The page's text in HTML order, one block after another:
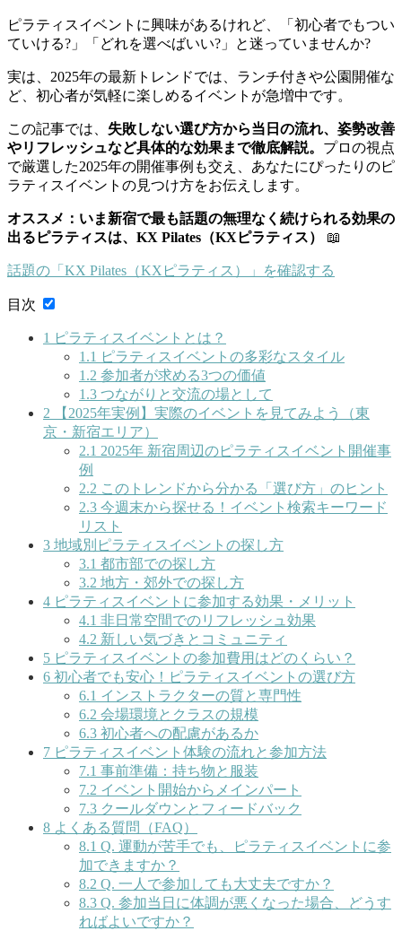
ピラティスイベントに興味があるけれど、「初心者でもつい
ていける?」「どれを選べばいい?」と迷っていませんか?
実は、2025年の最新トレンドでは、ランチ付きや公園開催な
ど、初心者が気軽に楽しめるイベントが急増中です。
この記事では、 失敗しない選び方から当日の流れ、姿勢改善
やリフレッシュなど具体的な効果まで徹底解説。 プロの視点
で厳選した2025年の開催事例も交え、あなたにぴったりのピ
ラティスイベントの見つけ方をお伝えします。
オススメ：いま新宿で最も話題の無理なく続けられる効果の
出るピラティスは、KX Pilates（KXピラティス） 📖
話題の「KX Pilates（KXピラティス）」を確認する
目次
1 ピラティスイベントとは？
1.1 ピラティスイベントの多彩なスタイル
1.2 参加者が求める3つの価値
1.3 つながりと交流の場として
2 【2025年実例】実際のイベントを見てみよう（東
京・新宿エリア）
2.1 2025年 新宿周辺のピラティスイベント開催事
例
2.2 このトレンドから分かる「選び方」のヒント
2.3 今週末から探せる！イベント検索キーワード
リスト
3 地域別ピラティスイベントの探し方
3.1 都市部での探し方
3.2 地方・郊外での探し方
4 ピラティスイベントに参加する効果・メリット
4.1 非日常空間でのリフレッシュ効果
4.2 新しい気づきとコミュニティ
5 ピラティスイベントの参加費用はどのくらい？
6 初心者でも安心！ピラティスイベントの選び方
6.1 インストラクターの質と専門性
6.2 会場環境とクラスの規模
6.3 初心者への配慮があるか
7 ピラティスイベント体験の流れと参加方法
7.1 事前準備：持ち物と服装
7.2 イベント開始からメインパート
7.3 クールダウンとフィードバック
8 よくある質問（FAQ）
8.1 Q. 運動が苦手でも、ピラティスイベントに参
加できますか？
8.2 Q. 一人で参加しても大丈夫ですか？
8.3 Q. 参加当日に体調が悪くなった場合、どうす
ればよいですか？